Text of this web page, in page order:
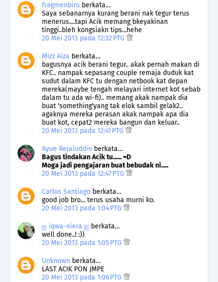
fragmenbiru berkata…
Saya sebanarnya kurang berani nak tegur terus
menerus....tapi Acik memang bkeyakinan
tinggi..bleh kongsiakn tips...hehe
20 Mei 2013 pada 12:32 PTG
Mizz Aiza berkata…
bagusnya acik berani tegur.. akak pernah makan di
KFC.. nampak sepasang couple remaja duduk kat
sudut dalam KFC tu dengan netbook kat depan
mereka(maybe tengah melayari internet kot sebab
dalam tu ada wi-fi).. memang akak nampak dia
buat 'something'yang tak elok sambil gelak2..
agaknya mereka perasan akak nampak apa dia
buat kot, cepat2 mereka bangun dan keluar..
20 Mei 2013 pada 12:41 PTG
Ayue Rejaluddin berkata…
Bagus tindakan Acik tu...... =D
Moga jadi pengajaran buat bebudak ni.....
20 Mei 2013 pada 12:47 PTG
Carlos Santiago berkata…
good job bro... terus usaha murni ko.
20 Mei 2013 pada 1:04 PTG
ஐ iqwa-niera ஐ berkata…
well done..! :))
20 Mei 2013 pada 1:05 PTG
Unknown berkata…
LAST ACIK PON JMPE
20 Mei 2013 pada 1:06 PTG